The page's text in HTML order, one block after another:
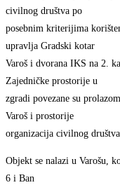
civilnog društva po
posebnim kriterijima
upravlja Gradski kotar
Varoš i dvorana IKS na 2.
Zajedničke prostorije u
zgradi povezane su
Varoš i prostorije
organizacija civilnog
Objekt se nalazi u Varošu,
6 i Ban